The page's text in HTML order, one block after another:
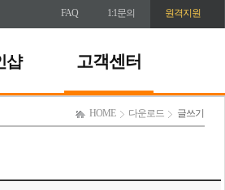
FAQ 1:1문의 원격지원
샵 고객센터
HOME 다운로드 글쓰기